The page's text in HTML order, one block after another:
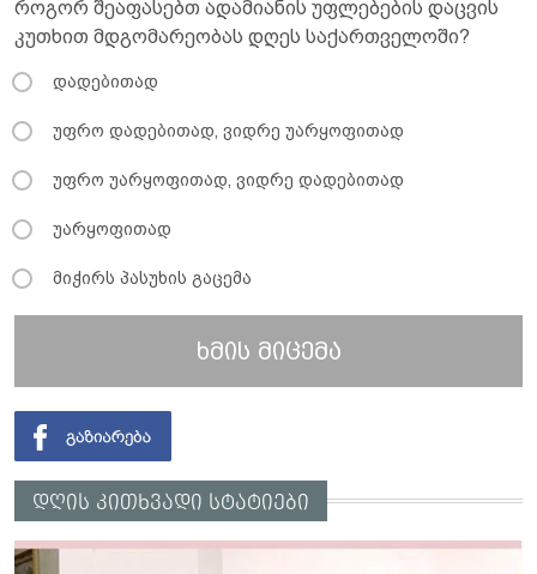
როგორ შეაფასებთ ადამიანის უფლებების დაცვის
კუთხით მდგომარეობას დღეს საქართველოში?
დადებითად
უფრო დადებითად, ვიდრე უარყოფითად
უფრო უარყოფითად, ვიდრე დადებითად
უარყოფითად
მიჭირს პასუხის გაცემა
ხმის მიცემა
დღის კითხვადი სტატიები